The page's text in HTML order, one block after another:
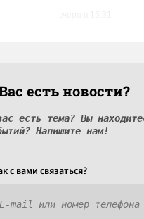
есть новости?
есть тема? Вы
Напишите нам!
c вами связаться?